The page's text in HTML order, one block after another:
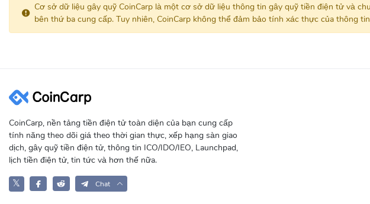
Cơ sở dữ liệu gây quỹ CoinCarp là một cơ sở dữ liệu thông tin gây quỹ tiền điện tử và
bên thứ ba cung cấp. Tuy nhiên, CoinCarp không thể đảm bảo tính xác thực của
CoinCarp, nền tảng tiền điện tử toàn diện của bạn cung cấp
tính năng theo dõi giá theo thời gian thực, xếp hạng sàn giao
dịch, gây quỹ tiền điện tử, thông tin ICO/IDO/IEO, Launchpad,
lịch tiền điện tử, tin tức và hơn thế nữa.
𝕏 Chat